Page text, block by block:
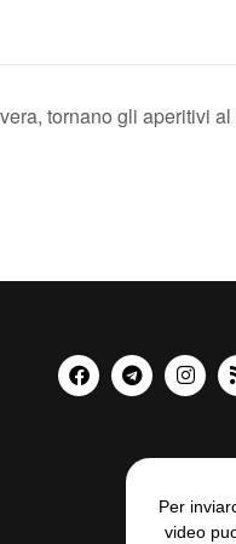
tornano gli aperitivi al
Per
video